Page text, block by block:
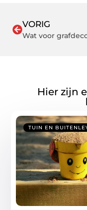
VORIG
Hier zijn
TUIN EN